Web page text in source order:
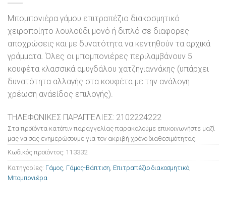
Μπομπονιέρα γάμου επιτραπέζιο διακοσμητικό
χειροποίητο λουλούδι μονό ή διπλό σε διαφορες
αποχρώσεις και με δυνατότητα να κεντηθούν τα αρχικά
γράμματα. Όλες οι μπομπονιέρες περιλαμβάνουν 5
κουφέτα κλασσικά αμυγδάλου χατζηγιαννάκης (υπάρχει
δυνατότητα αλλαγής στα κουφέτα με την ανάλογη
χρέωση ανάείδος επιλογής).
ΤΗΛΕΦΩΝΙΚΕΣ ΠΑΡΑΓΓΕΛΙΕΣ: 2102224222
Στα προϊόντα κατόπιν παραγγελίας παρακαλούμε επικοινωνήστε μαζί
μας να σας ενημερώσουμε για τον ακριβή χρόνο διαθεσιμότητας.
Κωδικός προϊόντος: 113332
Κατηγορίες: Γάμος Γάμος-Βάπτιση Επιτραπέζιο διακοσμητικό
Μπομπονιέρα